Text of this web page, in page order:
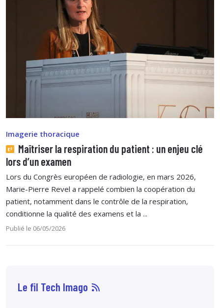
Imagerie thoracique
Maîtriser la respiration du patient : un enjeu clé
lors d’un examen
Lors du Congrès européen de radiologie, en mars 2026,
Marie-Pierre Revel a rappelé combien la coopération du
patient, notamment dans le contrôle de la respiration,
conditionne la qualité des examens et la ...
Publié le 06/05/2026
Le fil Tech Imago